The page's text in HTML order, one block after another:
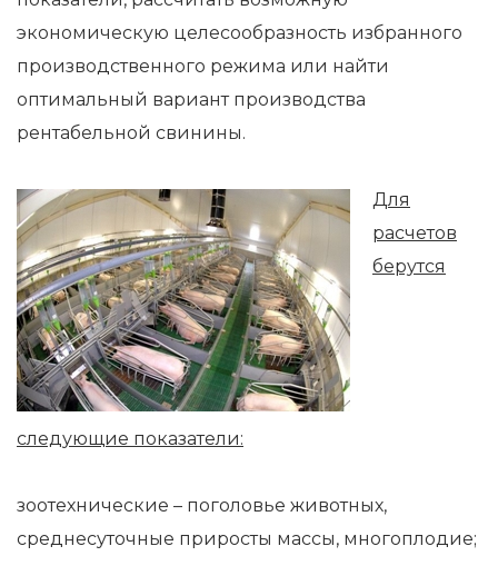
экономическую целесообразность избранного
производственного режима или найти
оптимальный вариант производства
рентабельной свинины.
Для
расчетов
берутся
следующие показатели:
зоотехнические – поголовье животных,
среднесуточные приросты массы, многоплодие;